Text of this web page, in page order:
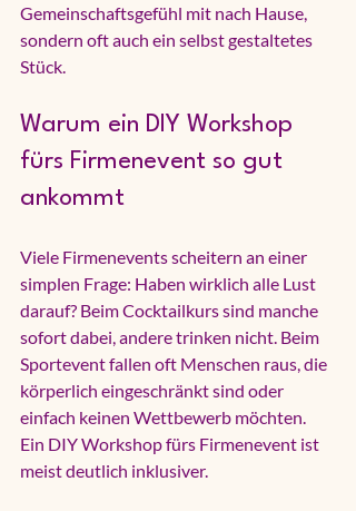
Gemeinschaftsgefühl mit nach Hause,
sondern oft auch ein selbst gestaltetes
Stück.
Warum ein DIY Workshop
fürs Firmenevent so gut
ankommt
Viele Firmenevents scheitern an einer
simplen Frage: Haben wirklich alle Lust
darauf? Beim Cocktailkurs sind manche
sofort dabei, andere trinken nicht. Beim
Sportevent fallen oft Menschen raus, die
körperlich eingeschränkt sind oder
einfach keinen Wettbewerb möchten.
Ein DIY Workshop fürs Firmenevent ist
meist deutlich inklusiver.